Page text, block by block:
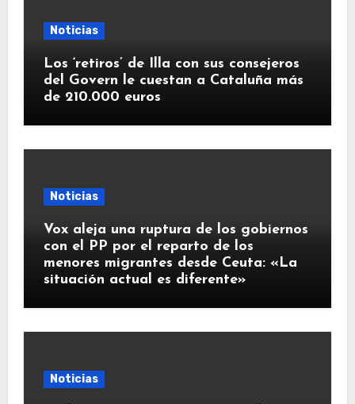
Noticias
Los ‘retiros’ de Illa con sus consejeros
del Govern le cuestan a Cataluña más
de 210.000 euros
Noticias
Vox aleja una ruptura de los gobiernos
con el PP por el reparto de los
menores migrantes desde Ceuta: «La
situación actual es diferente»
Noticias